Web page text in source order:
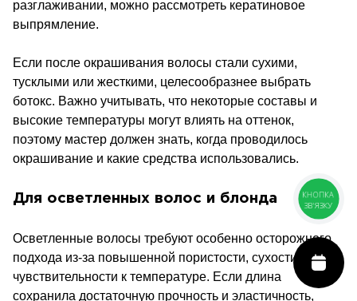
разглаживании, можно рассмотреть кератиновое
выпрямление.
Если после окрашивания волосы стали сухими,
тусклыми или жесткими, целесообразнее выбрать
ботокс. Важно учитывать, что некоторые составы и
высокие температуры могут влиять на оттенок,
поэтому мастер должен знать, когда проводилось
окрашивание и какие средства использовались.
Для осветленных волос и блонда
Осветленные волосы требуют особенно осторожного
подхода из-за повышенной пористости, сухости и
чувствительности к температуре. Если длина
сохранила достаточную прочность и эластичность,
КНОПКА